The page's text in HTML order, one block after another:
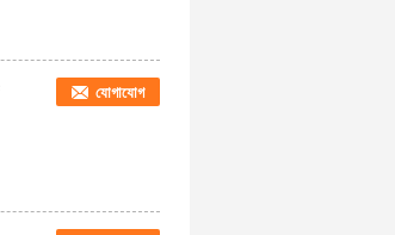
যোগাযোগ